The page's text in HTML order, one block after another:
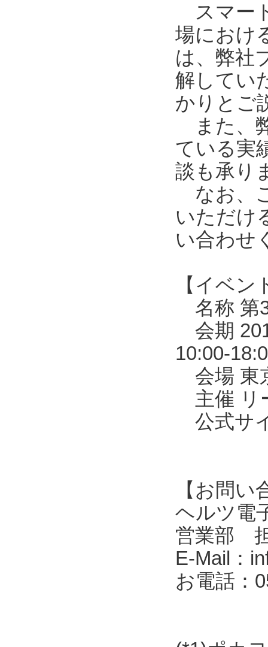
スマー
場におけ
は、弊社
解してい
かりとご
また、
ている実
談も承り
なお、
いただけ
い合わせ
【イベン
名称 第
会期
10:00-
会場 東
主催 リ
公式サ
【お問い
ヘルツ電
営業部
E-Mail：
お電話：